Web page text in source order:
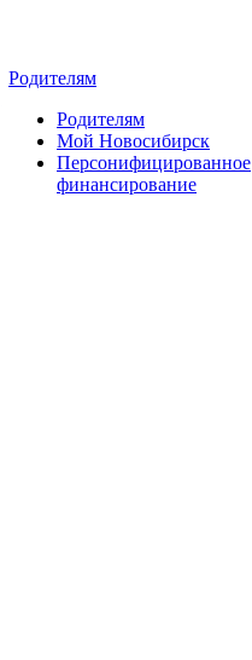
Родителям
Родителям
Мой Новосибирск
Персонифицированное
финансирование